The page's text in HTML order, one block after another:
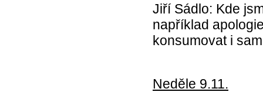
Jiří Sádlo: Kde
například
konsumovat i
Neděle 9.11.